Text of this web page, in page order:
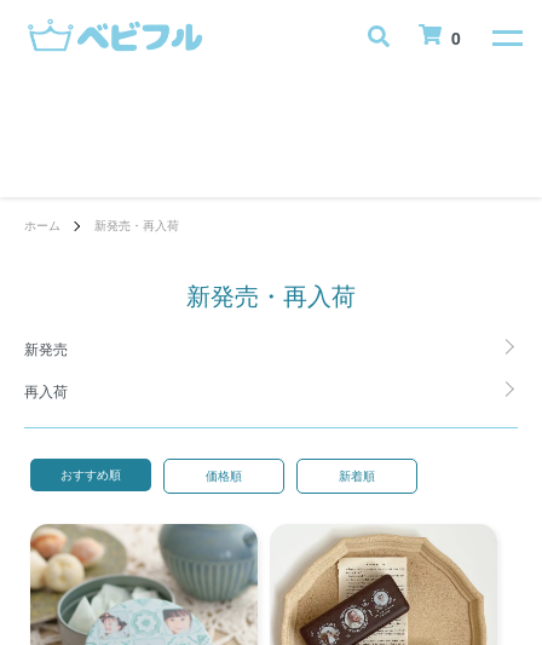
0
ホーム 新発売・再入荷
新発売・再入荷
グループ一覧
新発売
再入荷
おすすめ順 価格順 新着順